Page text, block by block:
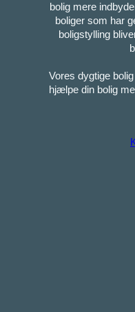
bolig mere
boliger som har
boligstylling
Vores dygtige
hjælpe din bolig